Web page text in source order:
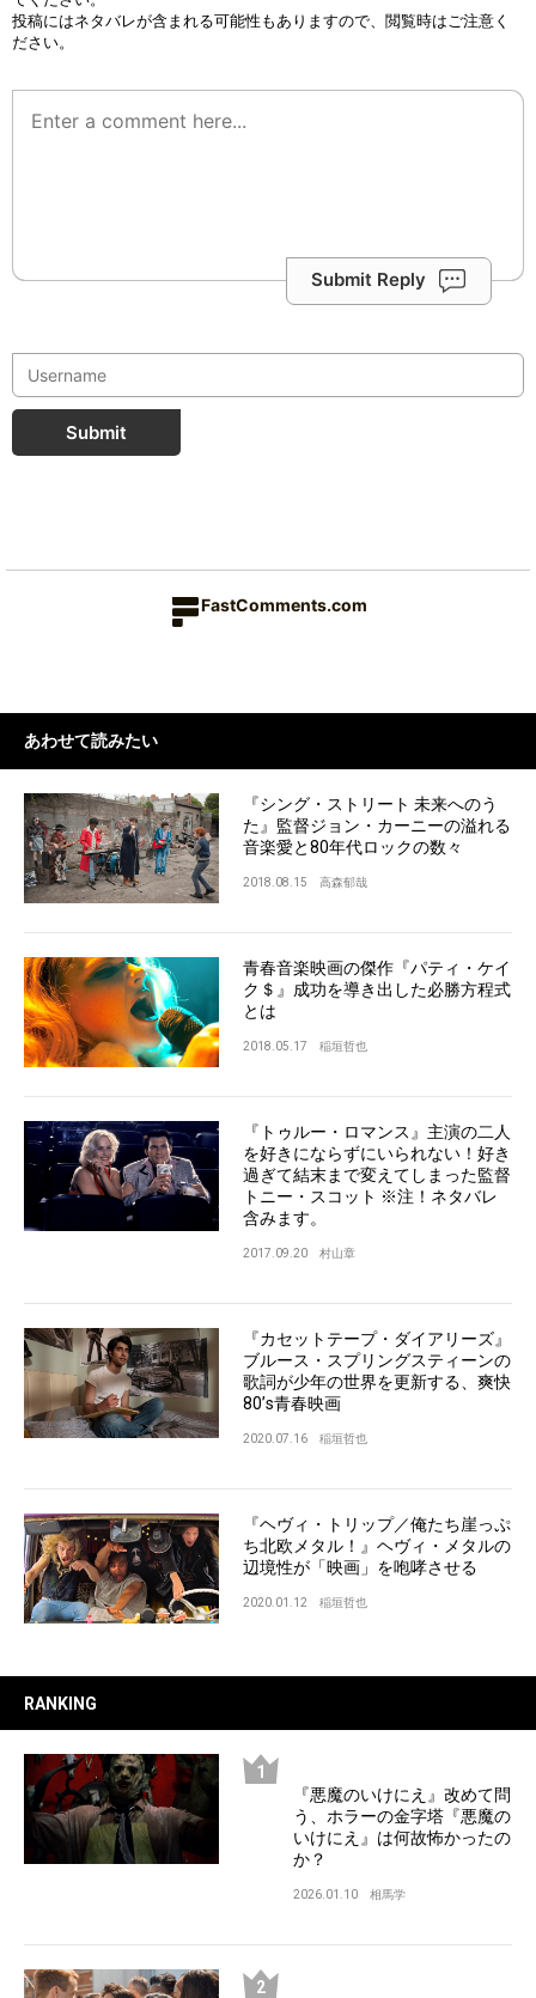
投稿にはネタバレが含まれる可能性もありますので、閲覧時はご注意く
ださい。
Submit Reply
Submit
FastComments.com
あわせて読みたい
『シング・ストリート 未来へのう
た』監督ジョン・カーニーの溢れる
音楽愛と80年代ロックの数々
2018.08.15 高森郁哉
青春音楽映画の傑作『パティ・ケイ
ク＄』成功を導き出した必勝方程式
とは
2018.05.17 稲垣哲也
『トゥルー・ロマンス』主演の二人
を好きにならずにいられない！好き
過ぎて結末まで変えてしまった監督
トニー・スコット ※注！ネタバレ
含みます。
2017.09.20 村山章
『カセットテープ・ダイアリーズ』
ブルース・スプリングスティーンの
歌詞が少年の世界を更新する、爽快
80’s青春映画
2020.07.16 稲垣哲也
『ヘヴィ・トリップ／俺たち崖っぷ
ち北欧メタル！』ヘヴィ・メタルの
辺境性が「映画」を咆哮させる
2020.01.12 稲垣哲也
RANKING
『悪魔のいけにえ』改めて問
う、ホラーの金字塔『悪魔の
いけにえ』は何故怖かったの
か？
2026.01.10 相馬学